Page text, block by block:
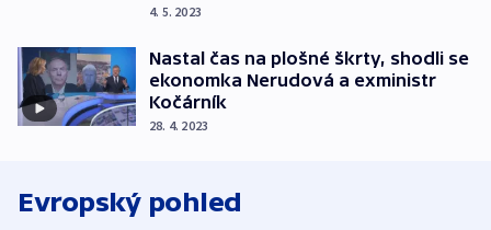
4. 5. 2023
Nastal čas na plošné škrty, shodli se
ekonomka Nerudová a exministr
Kočárník
28. 4. 2023
Evropský pohled